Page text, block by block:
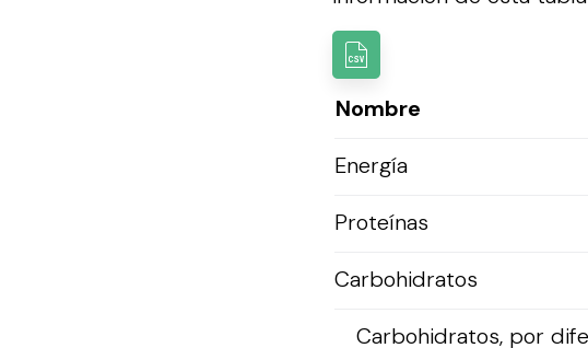
Nombre
Energía
Proteínas
Carbohidratos
Carbohidratos, por